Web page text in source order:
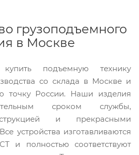
грузоподъемного
в Москве
подъемную технику
со склада в Москве и
точку России. Наши изделия
сроком службы,
и прекрасными
устройства изготавливаются
и полностью соответствуют